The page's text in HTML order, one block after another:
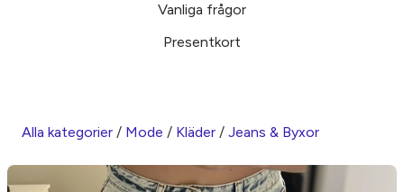
Vanliga frågor
Presentkort
Alla kategorier / Mode / Kläder / Jeans & Byxor